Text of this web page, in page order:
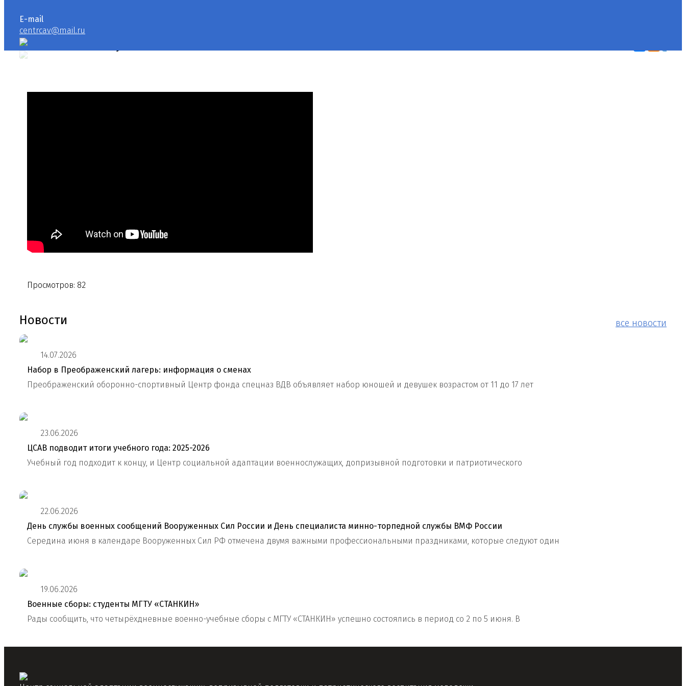
E-mail
centrcav@mail.ru
Москвичи на службе России
Просмотров: 82
все новости
Новости
14.07.2026
Набор в Преображенский лагерь: информация о сменах
Преображенский оборонно-спортивный Центр фонда спецназ ВДВ объявляет набор юношей и девушек возрастом от 11 до 17 лет
23.06.2026
ЦСАВ подводит итоги учебного года: 2025-2026
Учебный год подходит к концу, и Центр социальной адаптации военнослужащих, допризывной подготовки и патриотического
22.06.2026
День службы военных сообщений Вооруженных Сил России и День специалиста минно-торпедной службы ВМФ России
Середина июня в календаре Вооруженных Сил РФ отмечена двумя важными профессиональными праздниками, которые следуют один
19.06.2026
Военные сборы: студенты МГТУ «СТАНКИН»
Рады сообщить, что четырёхдневные военно-учебные сборы с МГТУ «СТАНКИН» успешно состоялись в период со 2 по 5 июня. В